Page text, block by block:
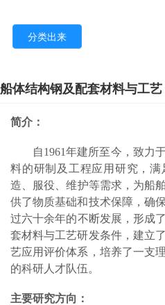
分类出来
船体结构钢及配套材料与工艺
简介：
自1961年建所至今 ， 致力
料的研制及工程应用研究，满
造、服役 、维护等需求，为船
供了物质基础和技术保障， 确
过六十余年的不断发展，形成
套材料与工艺研发条件，建立
艺应用评价体系，培养了一支
的科研人才队伍。
主要研究方向：